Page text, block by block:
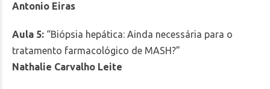
Antonio Eiras
Aula 5: “Biópsia hepática: Ainda necessária para o
tratamento farmacológico de MASH?”
Nathalie Carvalho Leite